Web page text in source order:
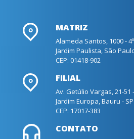
MATRIZ
Alameda Santos, 1000 -
Jardim Paulista, São
CEP: 01418-902
FILIAL
Av. Getúlio Vargas, 21-51
Jardim Europa, Bauru - SP
CEP: 17017-383
CONTATO